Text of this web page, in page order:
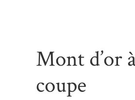
Mont d’or
coupe